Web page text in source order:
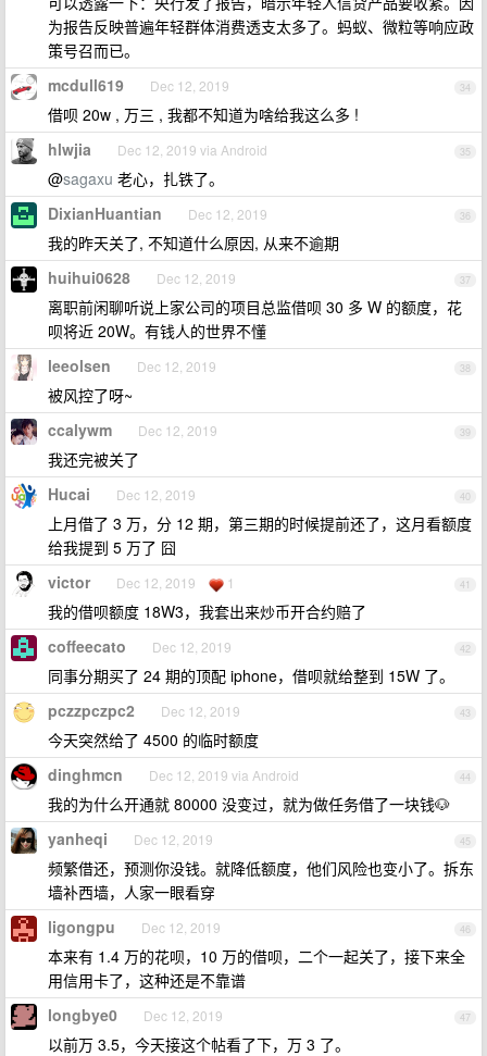
为报告反映普遍年轻群体消费透支太多了。蚂蚁、微粒等响应政
策号召而已。
34
mcdull619 Dec 12, 2019
借呗 20w , 万三 , 我都不知道为啥给我这么多 !
35
hlwjia Dec 12, 2019 via Android
@sagaxu 老心，扎铁了。
36
DixianHuantian Dec 12, 2019
我的昨天关了, 不知道什么原因, 从来不逾期
37
huihui0628 Dec 12, 2019
离职前闲聊听说上家公司的项目总监借呗 30 多 W 的额度，花
呗将近 20W。有钱人的世界不懂
38
leeolsen Dec 12, 2019
被风控了呀~
39
ccalywm Dec 12, 2019
我还完被关了
40
Hucai Dec 12, 2019
上月借了 3 万，分 12 期，第三期的时候提前还了，这月看额度
给我提到 5 万了 囧
41
victor Dec 12, 2019 1
我的借呗额度 18W3，我套出来炒币开合约赔了
42
coffeecato Dec 12, 2019
同事分期买了 24 期的顶配 iphone，借呗就给整到 15W 了。
43
pczzpczpc2 Dec 12, 2019
今天突然给了 4500 的临时额度
44
dinghmcn Dec 12, 2019 via Android
我的为什么开通就 80000 没变过，就为做任务借了一块钱🐶
45
yanheqi Dec 12, 2019
频繁借还，预测你没钱。就降低额度，他们风险也变小了。拆东
墙补西墙，人家一眼看穿
46
ligongpu Dec 12, 2019
本来有 1.4 万的花呗，10 万的借呗，二个一起关了，接下来全
用信用卡了，这种还是不靠谱
47
longbye0 Dec 12, 2019
以前万 3.5，今天接这个帖看了下，万 3 了。